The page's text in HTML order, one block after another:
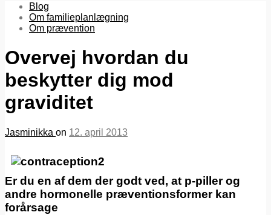
Blog
Om familieplanlægning
Om prævention
Overvej hvordan du
beskytter dig mod
graviditet
Jasminikka on 12. april 2013
Er du en af dem der godt ved, at p-piller og
andre hormonelle præventionsformer kan
forårsage